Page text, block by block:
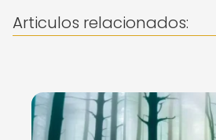
Articulos relacionados: